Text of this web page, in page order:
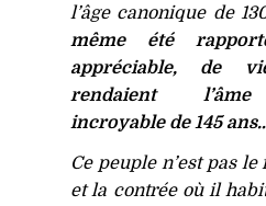
l’âge canonique de
même été
appréciable, de
rendaient
incroyable de 145
Ce peuple n’est pas
et la contrée où il